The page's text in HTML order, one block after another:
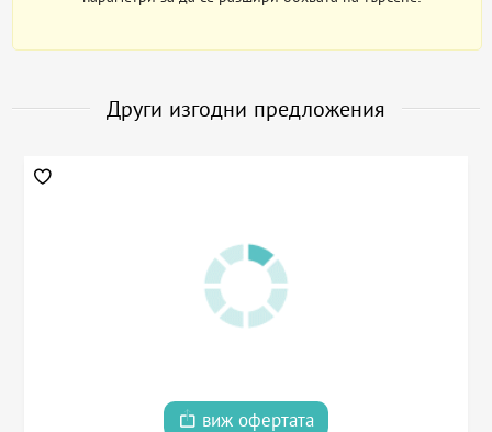
Други изгодни предложения
виж офертата